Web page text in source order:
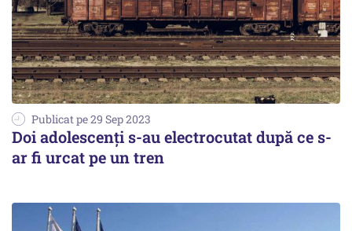
Publicat pe 29 Sep 2023
Doi adolescenți s-au electrocutat după ce s-
ar fi urcat pe un tren